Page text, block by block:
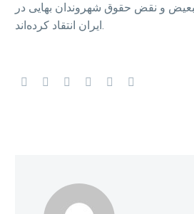
و نقض حقوق شهروندان بهايی در
ايران انتقاد کرده‌اند.